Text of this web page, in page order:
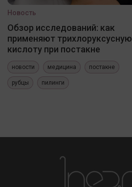
Новость
Обзор исследований: как
применяют трихлоруксусную
кислоту при постакне
новости медицина постакне
рубцы пилинги